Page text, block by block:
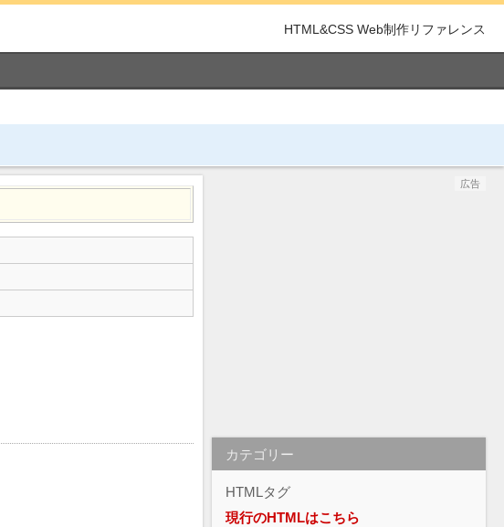
HTML&CSS Web制作リファレンス
広告
カテゴリー
HTMLタグ
現行のHTMLはこちら